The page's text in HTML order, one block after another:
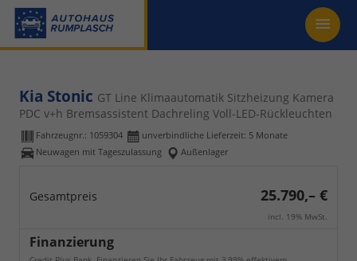
Kia Stonic GT Line Klimaautomatik Sitzheizung Kamera
PDC v+h Bremsassistent Dachreling Voll-LED-Rückleuchten
Fahrzeugnr.: 1059304 unverbindliche Lieferzeit: 5 Monate
Neuwagen mit Tageszulassung
Außenlager
Gesamtpreis 25.790,– €
incl. 19% MwSt.
Finanzierung